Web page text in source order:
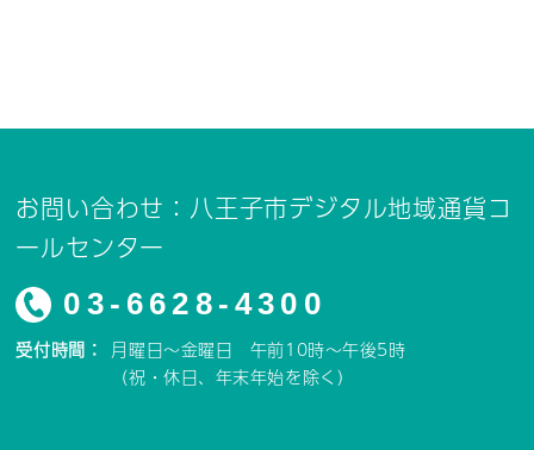
お問い合わせ：八王子市デジタル地域通貨コ
ールセンター
03-6628-4300
受付時間： 月曜日～金曜日 午前10時～午後5時
（祝・休日、年末年始を除く）